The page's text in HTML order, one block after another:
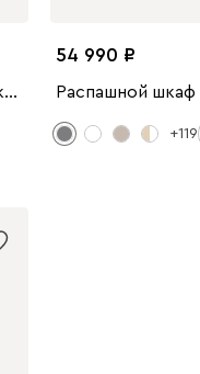
Распашной шкаф Пронто 4-190x240 Белый с зеркалом
54 990
Распашной
+119